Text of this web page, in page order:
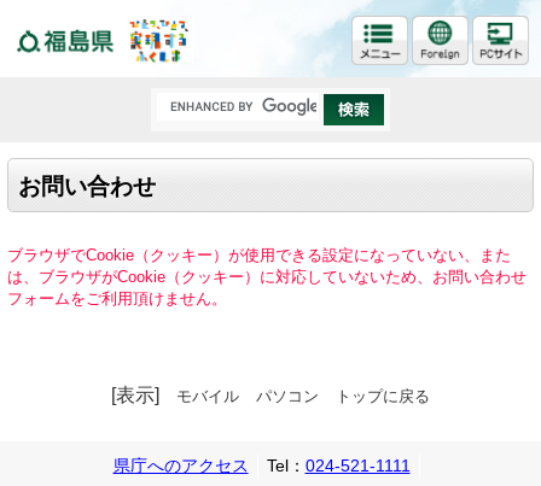
お問い合わせ
ブラウザでCookie（クッキー）が使用できる設定になっていない、また
は、ブラウザがCookie（クッキー）に対応していないため、お問い合わせ
フォームをご利用頂けません。
[表示] モバイル パソコン トップに戻る
県庁へのアクセス Tel： 024-521-1111